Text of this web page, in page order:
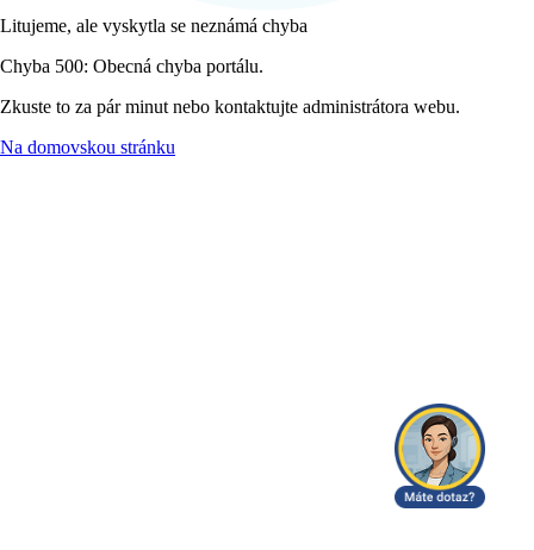
Litujeme, ale vyskytla se neznámá chyba
Chyba 500: Obecná chyba portálu.
Zkuste to za pár minut nebo kontaktujte administrátora webu.
Na domovskou stránku